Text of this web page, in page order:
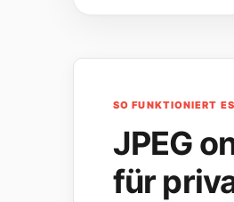
SO FUNKTIONIERT ES
JPEG
für